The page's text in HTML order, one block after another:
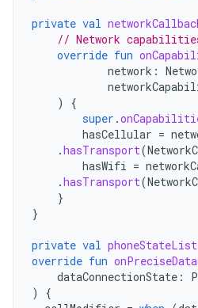
private val
// Network
override fun
network :
)
{
super .
hasCellular =
.hasTransport(
hasWifi =
.hasTransport(
}
}
private val
override fun
dataConnectionState :
)
{